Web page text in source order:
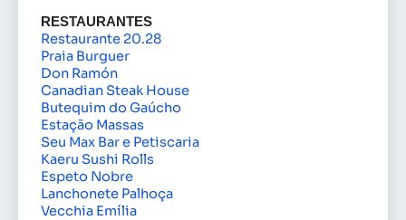
RESTAURANTES
Restaurante 20.28
Praia Burguer
Don Ramón
Canadian Steak House
Butequim do Gaúcho
Estação Massas
Seu Max Bar e Petiscaria
Kaeru Sushi Rolls
Espeto Nobre
Lanchonete Palhoça
Vecchia Emília